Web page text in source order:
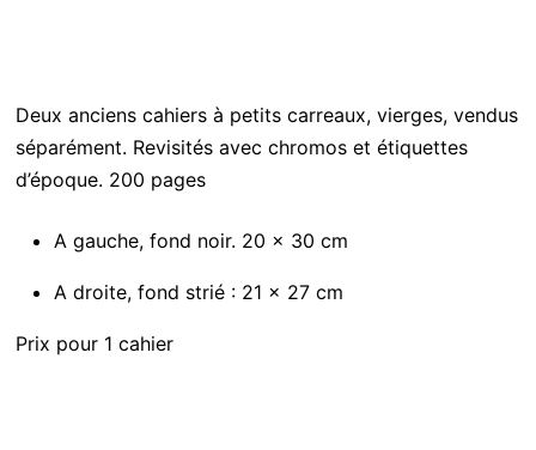
Deux anciens cahiers à petits carreaux, vierges, vendus
séparément. Revisités avec chromos et étiquettes
d’époque. 200 pages
A gauche, fond noir. 20 x 30 cm
A droite, fond strié : 21 x 27 cm
Prix pour 1 cahier